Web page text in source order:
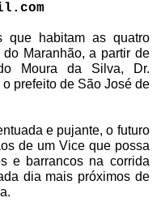
que habitam as quatro
Maranhão, a partir de
Moura da Silva, Dr.
prefeito de São José de
e pujante, o futuro
de um Vice que possa
e barrancos na corrida
dia mais próximos de